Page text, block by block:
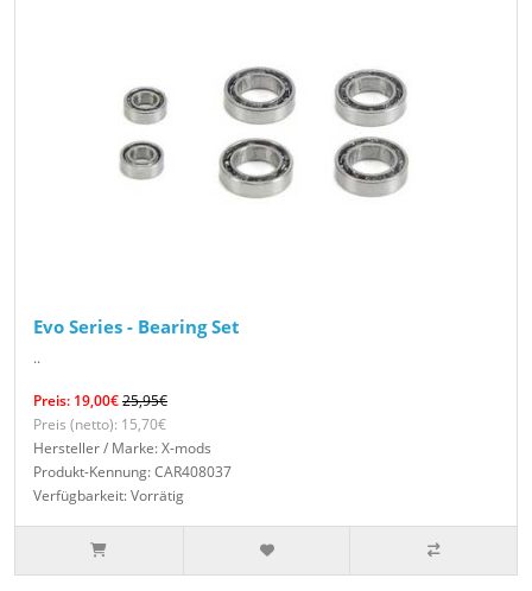
Evo Series - Bearing Set
..
Preis: 19,00€25,95€
Preis (netto): 15,70€
Hersteller / Marke: X-mods
Produkt-Kennung: CAR408037
Verfügbarkeit: Vorrätig